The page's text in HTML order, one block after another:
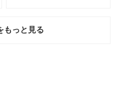
もっと見る